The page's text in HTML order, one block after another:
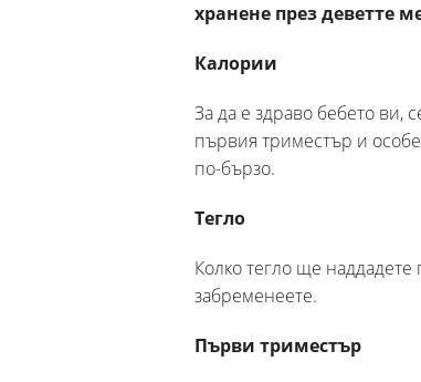
хранене през деветте
Калории
За да е здраво бебето ви,
първия триместър и
по-бързо.
Тегло
Колко тегло ще
забременеете.
Първи триместър